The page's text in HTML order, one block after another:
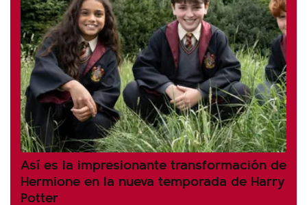
Así es la impresionante transformación de
Hermione en la nueva temporada de Harry
Potter